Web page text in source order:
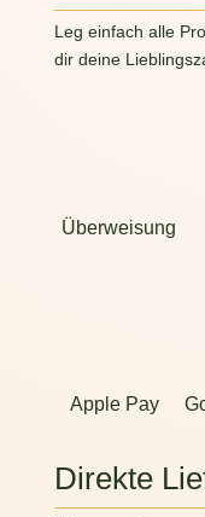
Leg einfach alle
dir deine
Überweisung
Apple Pay
Direkte